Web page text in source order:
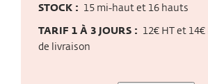
STOCK : 15 mi-haut et 16 hauts
TARIF 1 À 3 JOURS : 12€ HT et
de livraison